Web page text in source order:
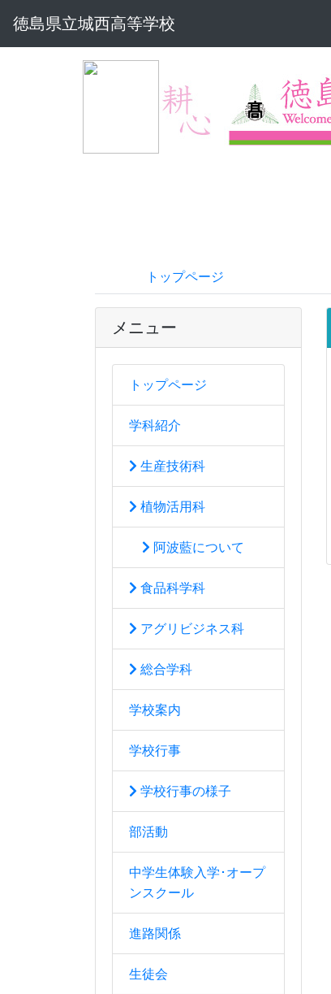
徳島県立城西高等学校
トップページ
メニュー
トップページ
学科紹介
生産技術科
植物活用科
阿波藍について
食品科学科
アグリビジネス科
総合学科
学校案内
学校行事
学校行事の様子
部活動
中学生体験入学･オープ
ンスクール
進路関係
生徒会